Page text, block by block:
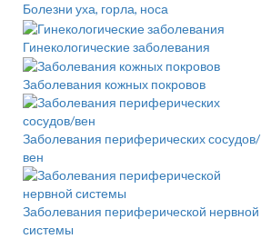
Болезни уха, горла, носа
Гинекологические заболевания
Заболевания кожных покровов
Заболевания периферических сосудов/
вен
Заболевания периферической нервной
системы